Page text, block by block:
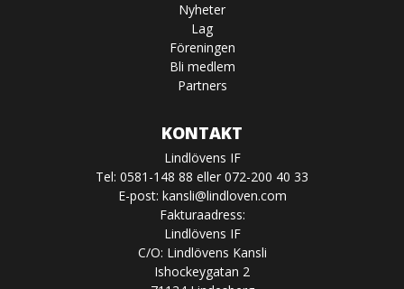
Nyheter
Lag
Föreningen
Bli medlem
Partners
KONTAKT
Lindlövens IF
Tel: 0581-148 88 eller 072-200 40 33
E-post: kansli@lindloven.com
Fakturaadress:
Lindlövens IF
C/O: Lindlövens Kansli
Ishockeygatan 2